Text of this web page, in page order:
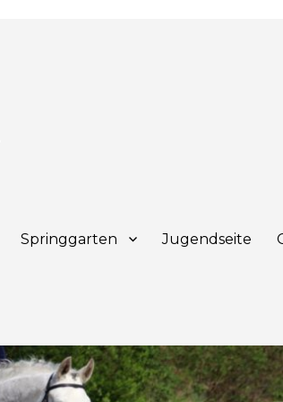
Springgarten Jugendseite